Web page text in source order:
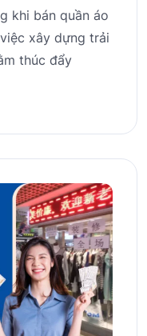
khi bán quần áo
xây dựng trải
thúc đẩy